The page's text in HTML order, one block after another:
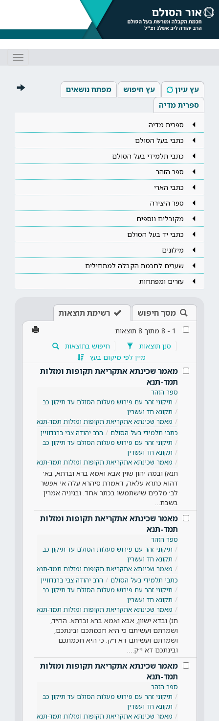
עץ עיון עץ חיפוש
מפתח נושאים
ספרית מדיה
ספרית מדיה
כתבי בעל הסולם
כתבי תלמידי בעל הסולם
ספר הזהר
כתבי הארי
ספר היצירה
מקובלים נוספים
כתבי יד בעל הסולם
מילונים
שערים לחכמת הקבלה למתחילים
עזרים ומפתחות
מסך חיפוש רשימת תוצאות
1
-
8 מתוך 8 תוצאות
סנן תוצאות
חיפוש בתוצאות
מיין לפי מיקום בעץ
מאמר שכינתא אתקריאת תקופות ומזלות
תמד-תנא
ספר הזהר
תיקוני זהר עם פירוש מעלות הסולם עד תיקון כב
תקונא חד ועשרין
מאמר שכינתא אתקריאת תקופות ומזלות תמד-תנא
כתבי תלמידי בעל הסולם
הרב יהודה צבי ברנדוויין
תיקוני זהר עם פירוש מעלות הסולם עד תיקון כב
תקונא חד ועשרין
מאמר שכינתא אתקריאת תקופות ומזלות תמד-תנא
תנא) ובמה יהון שוין אבא ואמא ברא וברתא, בא׳
דהוא כתרא עלאה, דאמרת סיהרא עלה אי אפשר
לב׳ מלכים שישתמשו בכתר אחד. ובגיניה אמרין
בשבת…
מאמר שכינתא אתקריאת תקופות ומזלות
תמד-תנא
ספר הזהר
תיקוני זהר עם פירוש מעלות הסולם עד תיקון כב
תקונא חד ועשרין
מאמר שכינתא אתקריאת תקופות ומזלות תמד-תנא
כתבי תלמידי בעל הסולם
הרב יהודה צבי ברנדוויין
תיקוני זהר עם פירוש מעלות הסולם עד תיקון כב
תקונא חד ועשרין
מאמר שכינתא אתקריאת תקופות ומזלות תמד-תנא
תנ) ובדא ישוון, אבא ואמא ברא וברתא. הה״ד,
ושמרתם ועשיתם כי היא חכמתכם ובינתכם,
ושמרתם ועשיתם דא ו״ק. כי היא חכמתכם
ובינתכם דא י״ק.…
מאמר שכינתא אתקריאת תקופות ומזלות
תמד-תנא
ספר הזהר
תיקוני זהר עם פירוש מעלות הסולם עד תיקון כב
תקונא חד ועשרין
מאמר שכינתא אתקריאת תקופות ומזלות תמד-תנא